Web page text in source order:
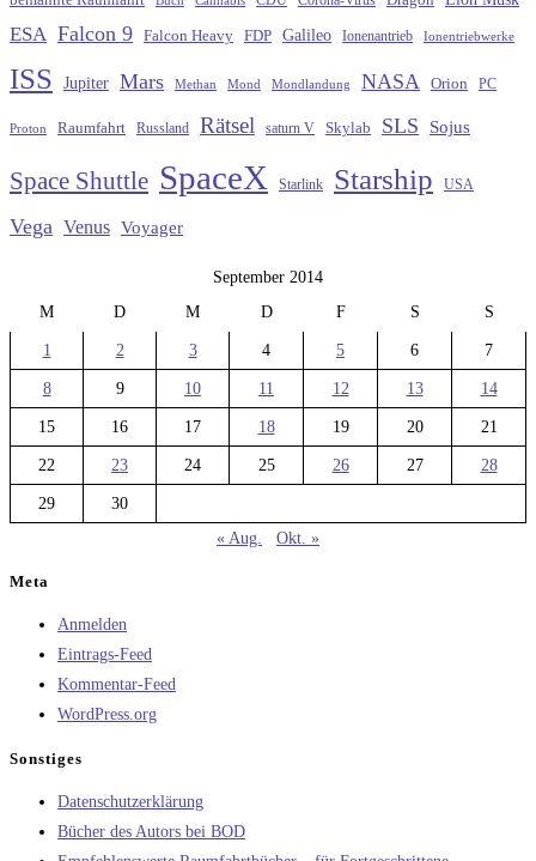
ESA Falcon 9 Falcon Heavy FDP Galileo Ionenantrieb Ionentriebwerke
ISS Jupiter Mars Methan Mond Mondlandung NASA Orion PC
Proton Raumfahrt Russland Rätsel saturn V Skylab SLS Sojus
Space Shuttle SpaceX Starlink Starship USA
Vega Venus Voyager
September 2014
M
D M D F S S
1 2 3 4 5 6 7
8 9 10 11 12 13 14
15 16 17 18 19 20 21
22 23 24 25 26 27 28
29
30
« Aug.
Okt. »
Meta
Anmelden
Eintrags-Feed
Kommentar-Feed
WordPress.org
Sonstiges
Datenschutzerklärung
Bücher des Autors bei BOD